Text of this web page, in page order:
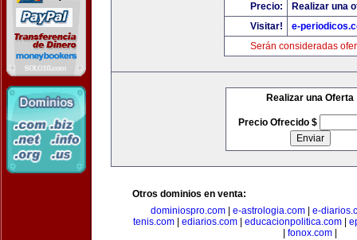
Precio:
Realizar una
Visitar!
e-
Serán consideradas
Realizar una Oferta
Precio Ofrecido $
Otros dominios en venta:
dominiospro.com
e-astrologia.com
e-
tenis.com
ediarios.com educacionpolitica.com
fonox.com